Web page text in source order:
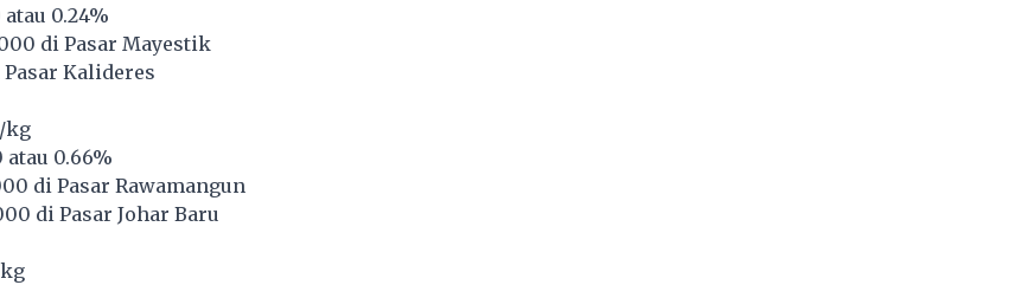
0.24%
di Pasar Mayestik
Kalideres
kg
atau 0.66%
di Pasar Rawamangun
di Pasar Johar Baru